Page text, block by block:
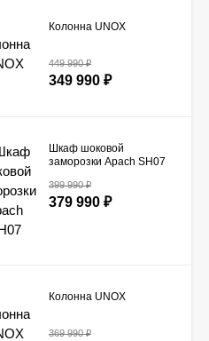
Колонна UNOX
449 990₽
349 990 ₽
Шкаф шоковой
заморозки Apach SH07
399 990₽
379 990 ₽
Колонна UNOX
369 990₽